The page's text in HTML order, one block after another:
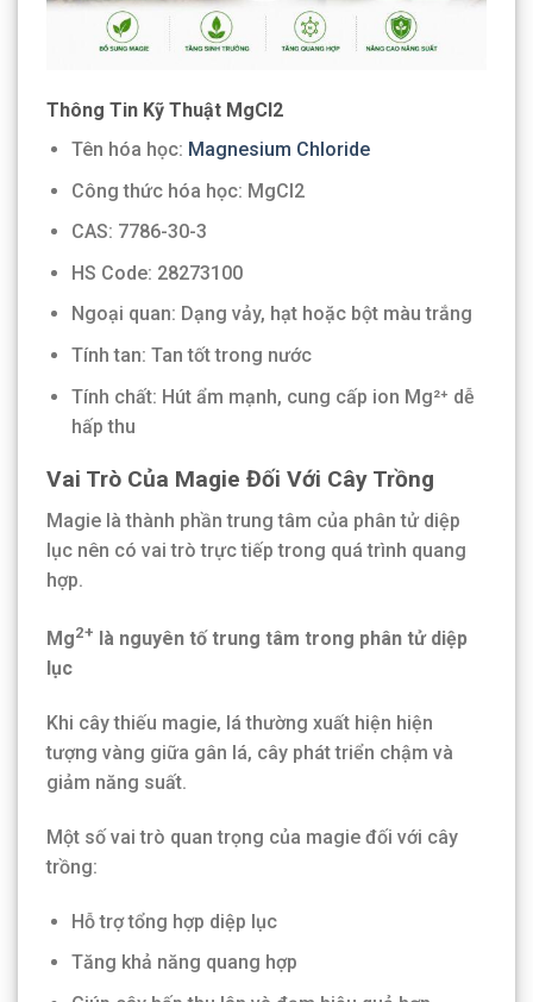
Thông Tin Kỹ Thuật MgCl2
Tên hóa học: Magnesium Chloride
Công thức hóa học: MgCl2
CAS: 7786-30-3
HS Code: 28273100
Ngoại quan: Dạng vảy, hạt hoặc bột màu trắng
Tính tan: Tan tốt trong nước
Tính chất: Hút ẩm mạnh, cung cấp ion Mg²⁺ dễ
hấp thu
Vai Trò Của Magie Đối Với Cây Trồng
Magie là thành phần trung tâm của phân tử diệp
lục nên có vai trò trực tiếp trong quá trình quang
hợp.
Mg2+ là nguyên tố trung tâm trong phân tử diệp
lục
Khi cây thiếu magie, lá thường xuất hiện hiện
tượng vàng giữa gân lá, cây phát triển chậm và
giảm năng suất.
Một số vai trò quan trọng của magie đối với cây
trồng:
Hỗ trợ tổng hợp diệp lục
Tăng khả năng quang hợp